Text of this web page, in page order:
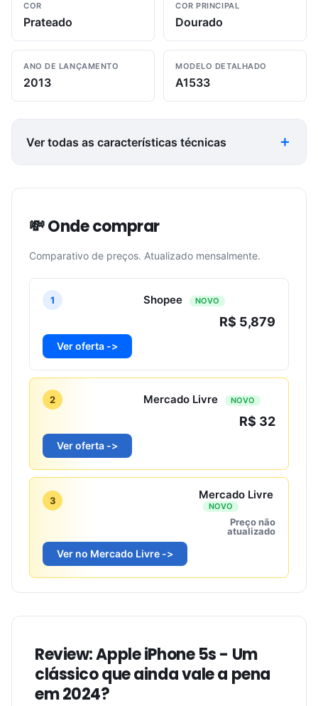
COR
Prateado
COR PRINCIPAL
Dourado
ANO DE LANÇAMENTO
2013
MODELO DETALHADO
A1533
Ver todas as características técnicas
💸 Onde comprar
Comparativo de preços. Atualizado mensalmente.
1 Shopee NOVO
R$ 5,879
Ver oferta ->
2 Mercado Livre NOVO
R$ 32
Ver oferta ->
3 Mercado Livre
NOVO
Preço não
atualizado
Ver no Mercado Livre ->
Review: Apple iPhone 5s - Um
clássico que ainda vale a pena
em 2024?